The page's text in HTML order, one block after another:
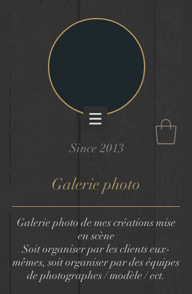
Since 2013
Galerie photo
Galerie photo de mes créations mise
en scène
Soit organiser par les clients eux-
mêmes, soit organiser par des équipes
de photographes / modèle / ect.